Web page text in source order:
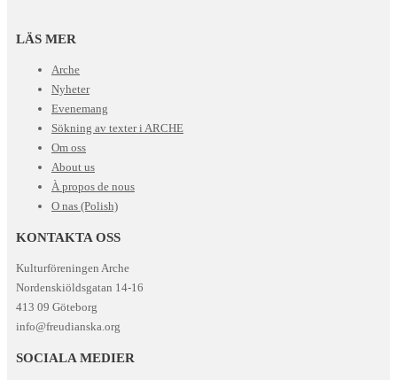
LÄS MER
Arche
Nyheter
Evenemang
Sökning av texter i ARCHE
Om oss
About us
À propos de nous
O nas (Polish)
KONTAKTA OSS
Kulturföreningen Arche
Nordenskiöldsgatan 14-16
413 09 Göteborg
info@freudianska.org
SOCIALA MEDIER